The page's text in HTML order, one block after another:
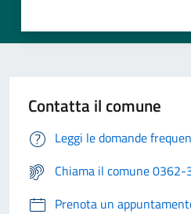
Contatta il comune
Leggi le domande
Chiama il comune 0362-
Prenota un